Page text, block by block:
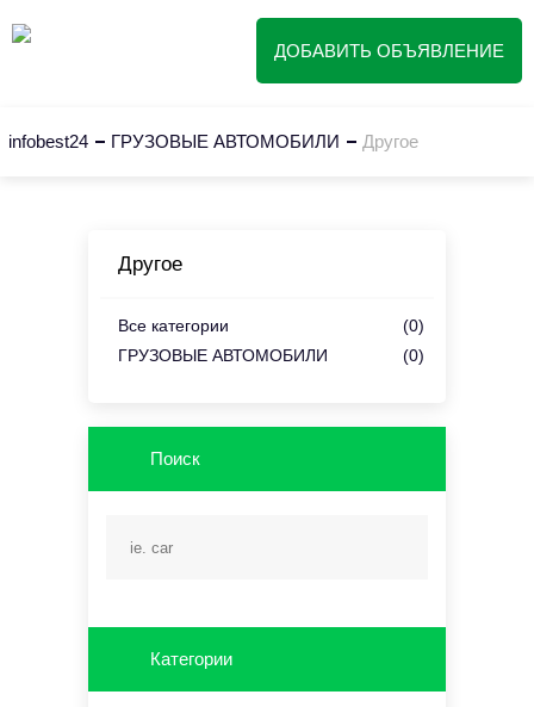
ДОБАВИТЬ ОБЪЯВЛЕНИЕ
infobest24 ГРУЗОВЫЕ АВТОМОБИЛИ Другое
Другое
Все категории
(0)
ГРУЗОВЫЕ АВТОМОБИЛИ
(0)
Поиск
Категории